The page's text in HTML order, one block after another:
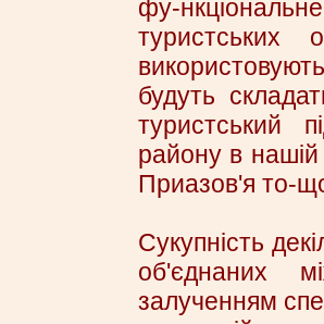
фу-
туристських
будуть
туристський
району в нашій
Приазов'я то-
Сукупність
об'єднаних
залученням